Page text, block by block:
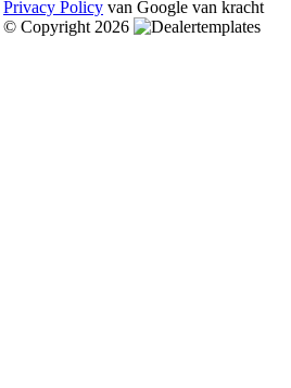
Privacy Policy van Google van kracht
© Copyright 2026